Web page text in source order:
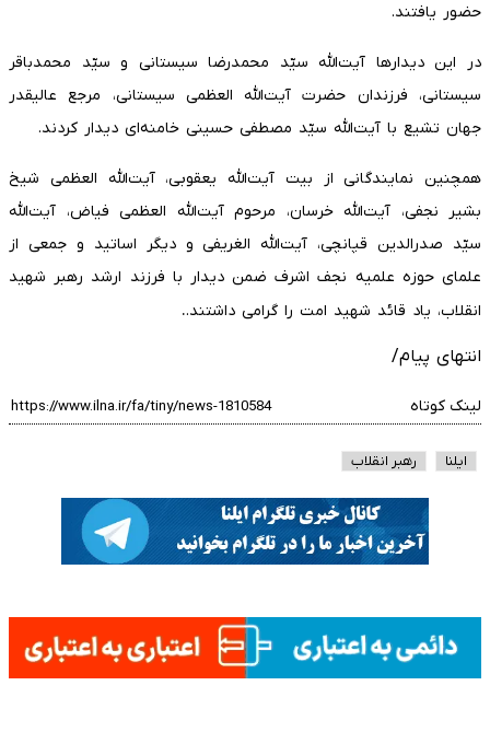
حضور یافتند.
در این دیدارها آیت‌الله سیّد محمدرضا سیستانی و سیّد محمدباقر
سیستانی، فرزندان حضرت آیت‌الله العظمی سیستانی، مرجع عالیقدر
جهان تشیع با آیت‌الله سیّد مصطفی حسینی خامنه‌ای دیدار کردند.
همچنین نمایندگانی از بیت آیت‌الله یعقوبی، آیت‌الله العظمی شیخ
بشیر نجفی، آیت‌الله خرسان، مرحوم آیت‌الله العظمی فیاض، آیت‌الله
سیّد صدرالدین قپانچی، آیت‌الله الغریفی و دیگر اساتید و جمعی از
علمای حوزه علمیه نجف اشرف ضمن دیدار با فرزند ارشد رهبر شهید
انقلاب، یاد قائد شهید امت را گرامی داشتند..
انتهای پیام/
لینک کوتاه
ایلنا رهبر انقلاب